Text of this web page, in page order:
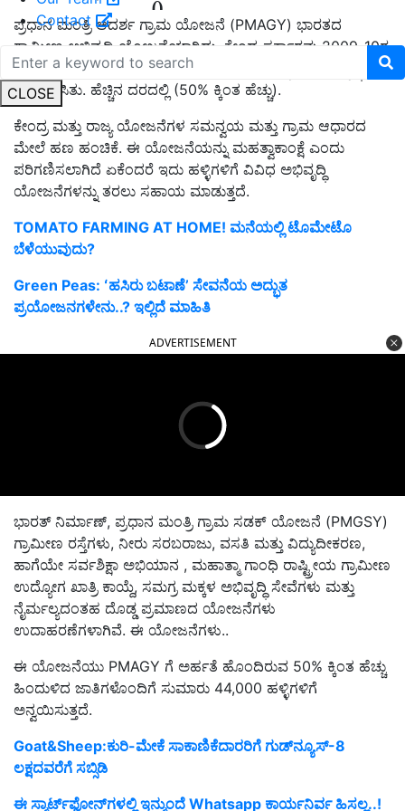
Contact
CLOSE
ಪ್ರಧಾನ ಮಂತ್ರಿ ಆದರ್ಶ ಗ್ರಾಮ ಯೋಜನೆ (PMAGY) ಭಾರತದ
ಗ್ರಾಮೀಣ ಅಭಿವೃದ್ಧಿ ಯೋಜನೆಯಾಗಿದ್ದು, ಕೇಂದ್ರ ಸರ್ಕಾರವು 2009-10ರ
ಆರ್ಥಿಕ ವರ್ಷದಲ್ಲಿ ಹಿಂದುಳಿದ ಜಾತಿಗಳಿಗೆ ಸೇರಿದ ಹಳ್ಳಿಗಳ ಅಭಿವೃದ್ಧಿಗಾಗಿ
ಪ್ರಾರಂಭಿಸಿತು. ಹೆಚ್ಚಿನ ದರದಲ್ಲಿ (50% ಕ್ಕಿಂತ ಹೆಚ್ಚು).
ಕೇಂದ್ರ ಮತ್ತು ರಾಜ್ಯ ಯೋಜನೆಗಳ ಸಮನ್ವಯ ಮತ್ತು ಗ್ರಾಮ ಆಧಾರದ
ಮೇಲೆ ಹಣ ಹಂಚಿಕೆ. ಈ ಯೋಜನೆಯನ್ನು ಮಹತ್ವಾಕಾಂಕ್ಷೆ ಎಂದು
ಪರಿಗಣಿಸಲಾಗಿದೆ ಏಕೆಂದರೆ ಇದು ಹಳ್ಳಿಗಳಿಗೆ ವಿವಿಧ ಅಭಿವೃದ್ಧಿ
ಯೋಜನೆಗಳನ್ನು ತರಲು ಸಹಾಯ ಮಾಡುತ್ತದೆ.
TOMATO FARMING AT HOME! ಮನೆಯಲ್ಲಿ ಟೊಮೇಟೊ
ಬೆಳೆಯುವುದು?
Green Peas: ʻಹಸಿರು ಬಟಾಣೆʼ ಸೇವನೆಯ ಅದ್ಭುತ
ಪ್ರಯೋಜನಗಳೇನು..? ಇಲ್ಲಿದೆ ಮಾಹಿತಿ
ADVERTISEMENT
ಭಾರತ್ ನಿರ್ಮಾಣ್, ಪ್ರಧಾನ ಮಂತ್ರಿ ಗ್ರಾಮ ಸಡಕ್ ಯೋಜನೆ (PMGSY)
ಗ್ರಾಮೀಣ ರಸ್ತೆಗಳು, ನೀರು ಸರಬರಾಜು, ವಸತಿ ಮತ್ತು ವಿದ್ಯುದೀಕರಣ,
ಹಾಗೆಯೇ ಸರ್ವಶಿಕ್ಷಾ ಅಭಿಯಾನ , ಮಹಾತ್ಮಾ ಗಾಂಧಿ ರಾಷ್ಟ್ರೀಯ ಗ್ರಾಮೀಣ
ಉದ್ಯೋಗ ಖಾತ್ರಿ ಕಾಯ್ದೆ, ಸಮಗ್ರ ಮಕ್ಕಳ ಅಭಿವೃದ್ಧಿ ಸೇವೆಗಳು ಮತ್ತು
ನೈರ್ಮಲ್ಯದಂತಹ ದೊಡ್ಡ ಪ್ರಮಾಣದ ಯೋಜನೆಗಳು
ಉದಾಹರಣೆಗಳಾಗಿವೆ. ಈ ಯೋಜನೆಗಳು..
ಈ ಯೋಜನೆಯು PMAGY ಗೆ ಅರ್ಹತೆ ಹೊಂದಿರುವ 50% ಕ್ಕಿಂತ ಹೆಚ್ಚು
ಹಿಂದುಳಿದ ಜಾತಿಗಳೊಂದಿಗೆ ಸುಮಾರು 44,000 ಹಳ್ಳಿಗಳಿಗೆ
ಅನ್ವಯಿಸುತ್ತದೆ.
Goat&Sheep:ಕುರಿ-ಮೇಕೆ ಸಾಕಾಣಿಕೆದಾರರಿಗೆ ಗುಡ್‌ನ್ಯೂಸ್‌-8
ಲಕ್ಷದವರೆಗೆ ಸಬ್ಸಿಡಿ
ಈ ಸ್ಮಾರ್ಟ್‌ಫೋನ್‌ಗಳಲ್ಲಿ ಇನ್ಮುಂದೆ Whatsapp ಕಾರ್ಯನಿರ್ವ ಹಿಸಲ್ಲ..!